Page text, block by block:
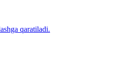
qaratiladi.